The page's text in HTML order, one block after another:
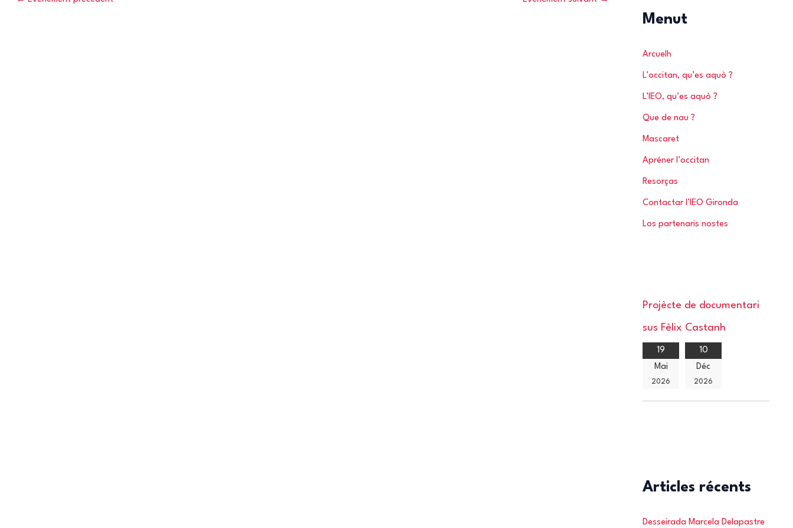
h
e
r
Menut
Arcuelh
L’occitan, qu’es aquò ?
L’IEO, qu’es aquò ?
Que de nau ?
Mascaret
Apréner l’occitan
Resorças
Contactar l’IEO Gironda
Los partenaris nostes
Projècte de documentari
sus Fèlix Castanh
19
Mai
2026
10
Déc
2026
Articles récents
Desseirada Marcela Delapastre